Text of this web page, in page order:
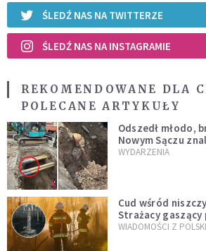
ŚLEDŹ NAS NA TWITTERZE
ŚLEDŹ NAS NA INSTAGRAMIE
REKOMENDOWANE DLA
POLECANE ARTYKUŁY
Odszedł młodo,
Nowym Sączu
mężczyzny z
WYDARZENIA
Cud wśród
Strażacy
opublikowali
WIADOMOŚCI Z POLSKI